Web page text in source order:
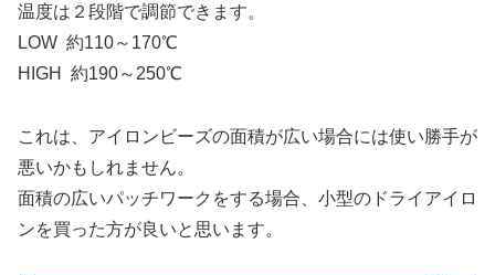
温度は２段階で調節できます。
LOW 約110～170℃
HIGH 約190～250℃
これは、アイロンビーズの面積が広い場合には使い勝手が
悪いかもしれません。
面積の広いパッチワークをする場合、小型のドライアイロ
ンを買った方が良いと思います。